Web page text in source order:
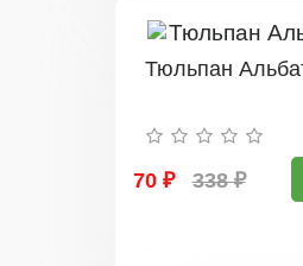
Тюльпан
70 ₽ 338 ₽